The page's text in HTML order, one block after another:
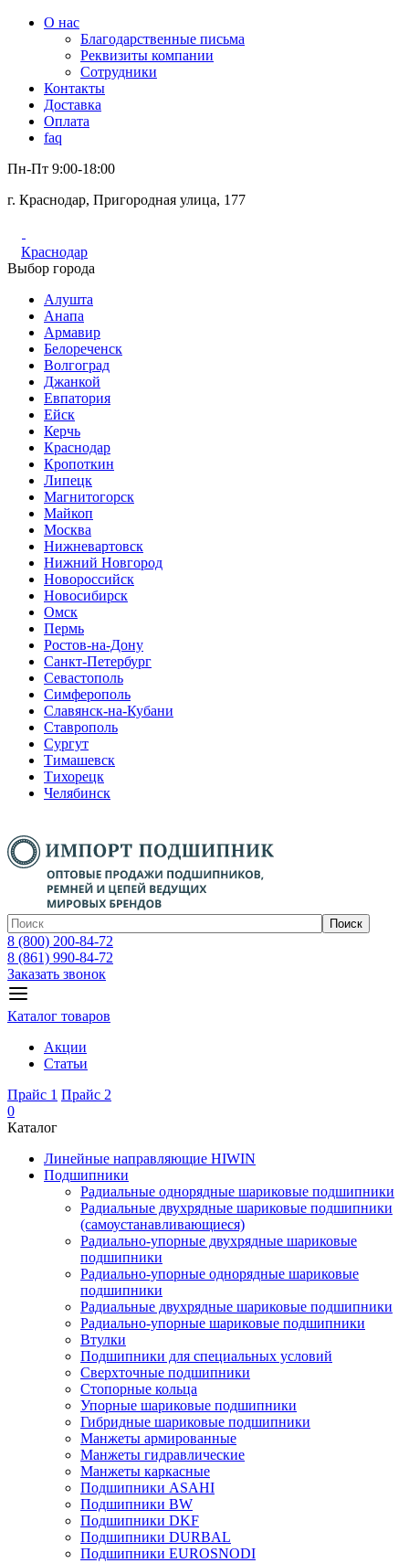
О нас
Благодарственные письма
Реквизиты компании
Сотрудники
Контакты
Доставка
Оплата
faq
Пн-Пт 9:00-18:00
г. Краснодар, Пригородная улица, 177
Краснодар
Выбор города
Алушта
Анапа
Армавир
Белореченск
Волгоград
Джанкой
Евпатория
Ейск
Керчь
Краснодар
Кропоткин
Липецк
Магнитогорск
Майкоп
Москва
Нижневартовск
Нижний Новгород
Новороссийск
Новосибирск
Омск
Пермь
Ростов-на-Дону
Санкт-Петербург
Севастополь
Симферополь
Славянск-на-Кубани
Ставрополь
Сургут
Тимашевск
Тихорецк
Челябинск
Поиск
8 (800) 200-84-72
8 (861) 990-84-72
Заказать звонок
Каталог товаров
Акции
Статьи
Прайс 1 Прайс 2
0
Каталог
Линейные направляющие HIWIN
Подшипники
Радиальные однорядные шариковые подшипники
Радиальные двухрядные шариковые подшипники
(самоустанавливающиеся)
Радиально-упорные двухрядные шариковые
подшипники
Радиально-упорные однорядные шариковые
подшипники
Радиальные двухрядные шариковые подшипники
Радиально-упорные шариковые подшипники
Втулки
Подшипники для специальных условий
Сверхточные подшипники
Стопорные кольца
Упорные шариковые подшипники
Гибридные шариковые подшипники
Манжеты армированные
Манжеты гидравлические
Манжеты каркасные
Подшипники ASAHI
Подшипники BW
Подшипники DKF
Подшипники DURBAL
Подшипники EUROSNODI